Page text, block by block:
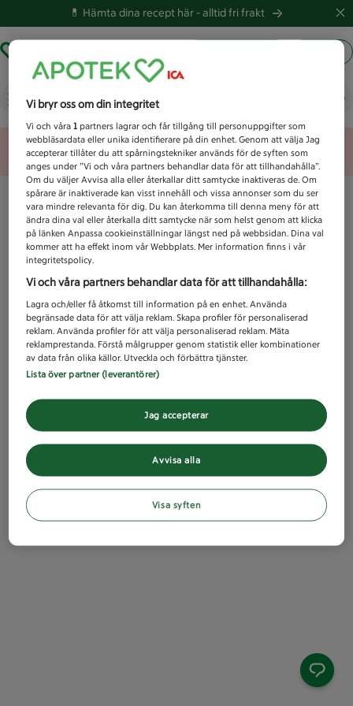
💊 Hämta dina recept här -alltid fri frakt
Vad letar du efter idag?
Unknown error
Vi bryr oss om din integritet
Vi och våra1 partners lagrar och får tillgång till personuppgifter som
webbläsardata eller unika identifierare på din enhet. Genom att välja Jag
accepterar tillåter du att spårningstekniker används för de syften som
anges under ”Vi och våra partners behandlar data för att tillhandahålla”.
Om du väljer Avvisa alla eller återkallar ditt samtycke inaktiveras de. Om
spårare är inaktiverade kan visst innehåll och vissa annonser som du ser
vara mindre relevanta för dig. Du kan återkomma till denna meny för att
ändra dina val eller återkalla ditt samtycke när som helst genom att klicka
på länken Anpassa cookieinställningar längst ned på webbsidan. Dina val
kommer att ha effekt inom vår Webbplats. Mer information finns i vår
integritetspolicy.
Vi och våra partners behandlar data för att tillhandahålla:
Lagra och/eller få åtkomst till information på en enhet. Använda
begränsade data för att välja reklam. Skapa profiler för personaliserad
reklam. Använda profiler för att välja personaliserad reklam. Mäta
reklamprestanda. Förstå målgrupper genom statistik eller kombinationer
av data från olika källor. Utveckla och förbättra tjänster.
Lista över partner (leverantörer)
Avvisa alla
Jag accepterar
Visa syften